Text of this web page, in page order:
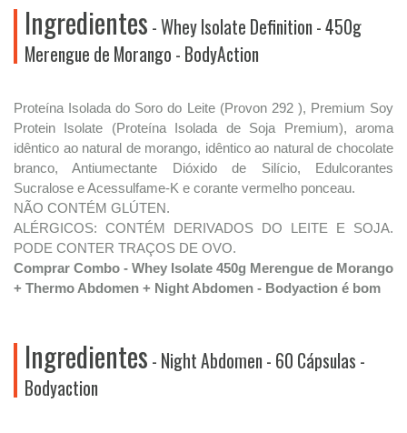
Ingredientes - Whey Isolate Definition - 450g
Merengue de Morango - BodyAction
Proteína Isolada do Soro do Leite (Provon 292 ), Premium Soy
Protein Isolate (Proteína Isolada de Soja Premium), aroma
idêntico ao natural de morango, idêntico ao natural de chocolate
branco, Antiumectante Dióxido de Silício, Edulcorantes
Sucralose e Acessulfame-K e corante vermelho ponceau.
NÃO CONTÉM GLÚTEN.
ALÉRGICOS: CONTÉM DERIVADOS DO LEITE E SOJA.
PODE CONTER TRAÇOS DE OVO.
Comprar Combo - Whey Isolate 450g Merengue de Morango
+ Thermo Abdomen + Night Abdomen - Bodyaction é bom
Ingredientes - Night Abdomen - 60 Cápsulas -
Bodyaction